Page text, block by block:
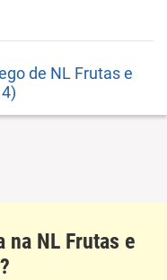
de NL Frutas e
na NL Frutas e